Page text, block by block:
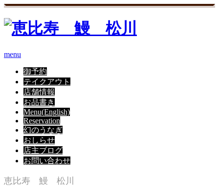
menu
御予約
テイクアウト
店舗情報
お品書き
Menu(English)
Reservation
幻のうなぎ
おしらせ
店主ブログ
お問い合わせ
恵比寿 鰻 松川